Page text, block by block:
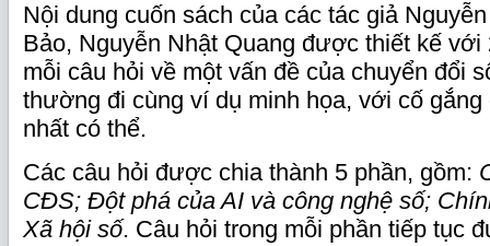
Nội dung cuốn sách của các tác giả
Bảo, Nguyễn Nhật Quang được thiết kế với
mỗi câu hỏi về một vấn đề của chuyển đổi
thường đi cùng ví dụ minh họa, với cố
nhất có thể.
Các câu hỏi được chia thành 5 phần, gồm:
CĐS; Đột phá của AI và công nghệ số;
Xã hội số. Câu hỏi trong mỗi phần tiếp tục